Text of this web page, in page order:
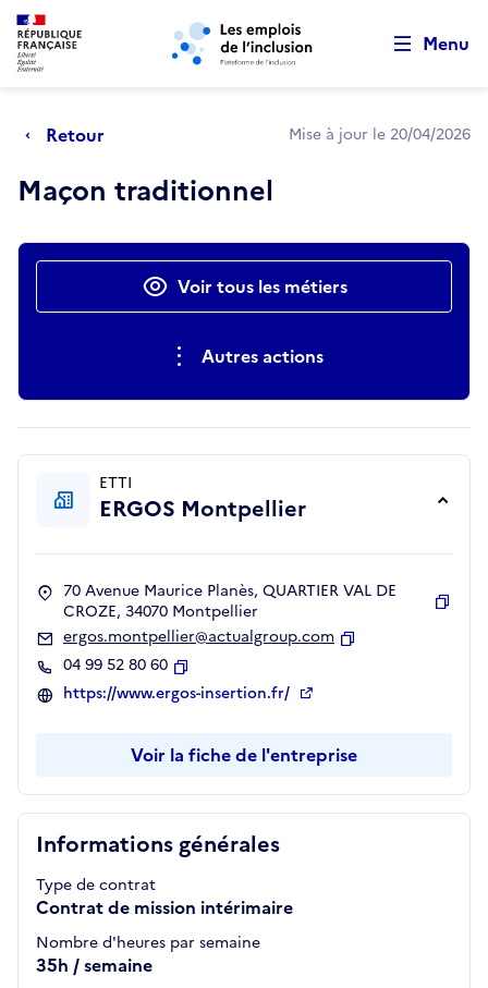
Aller au menu principal Aller au contenu principal
Menu
Retour Mise à jour le 20/04/2026
Maçon traditionnel
Actions rapidesVoir tous les métiers
Autres actions
Informations générales
Type de contrat
Contrat de mission intérimaire
Nombre d'heures par semaine
35h / semaine
ETTI
ERGOS Montpellier
70 Avenue Maurice Planès, QUARTIER VAL DE
CROZE, 34070 Montpellier
ergos.montpellier@actualgroup.com
04 99 52 80 60
Copier
https://www.ergos-insertion.fr/
Voir la fiche de l'entreprise
Retour au début de la page
Panneau de gestion des cookies